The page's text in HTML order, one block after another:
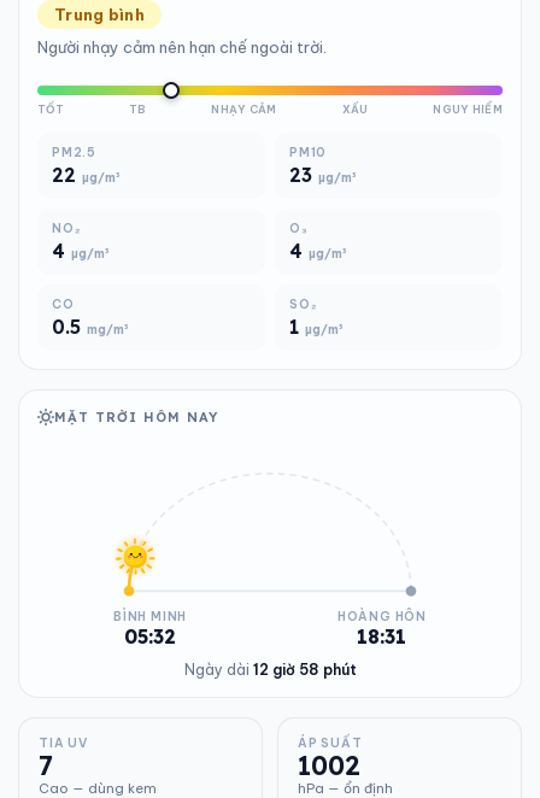
Trung bình
Người nhạy cảm nên hạn chế ngoài trời.
TỐT TB NHẠY CẢM XẤU NGUY HIỂM
PM2.5
22 µg/m³
PM10
23 µg/m³
NO₂
4 µg/m³
O₃
4 µg/m³
CO
0.5 mg/m³
SO₂
1 µg/m³
MẶT TRỜI HÔM NAY
BÌNH MINH
05:32
HOÀNG HÔN
18:31
Ngày dài 12 giờ 58 phút
TIA UV
7
Cao — dùng kem
ÁP SUẤT
1002
hPa — ổn định